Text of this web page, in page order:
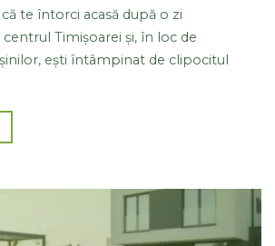
te întorci acasă după o zi
Timișoarei și, în loc de
ești întâmpinat de clipocitul